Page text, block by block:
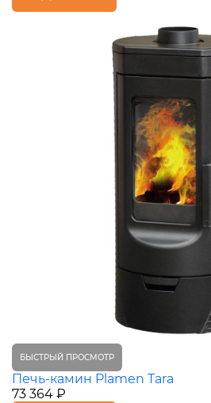
БЫСТРЫЙ ПРОСМОТР
Печь-камин Plamen Tara
73 364 ₽